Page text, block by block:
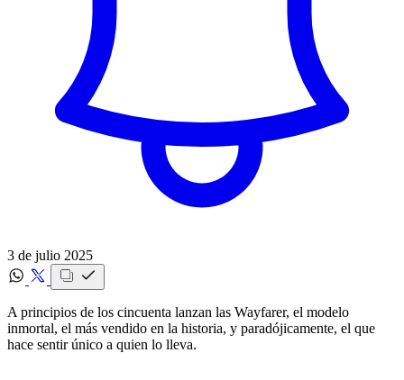
3 de julio 2025
A principios de los cincuenta lanzan las Wayfarer, el modelo
inmortal, el más vendido en la historia, y paradójicamente, el que
hace sentir único a quien lo lleva.